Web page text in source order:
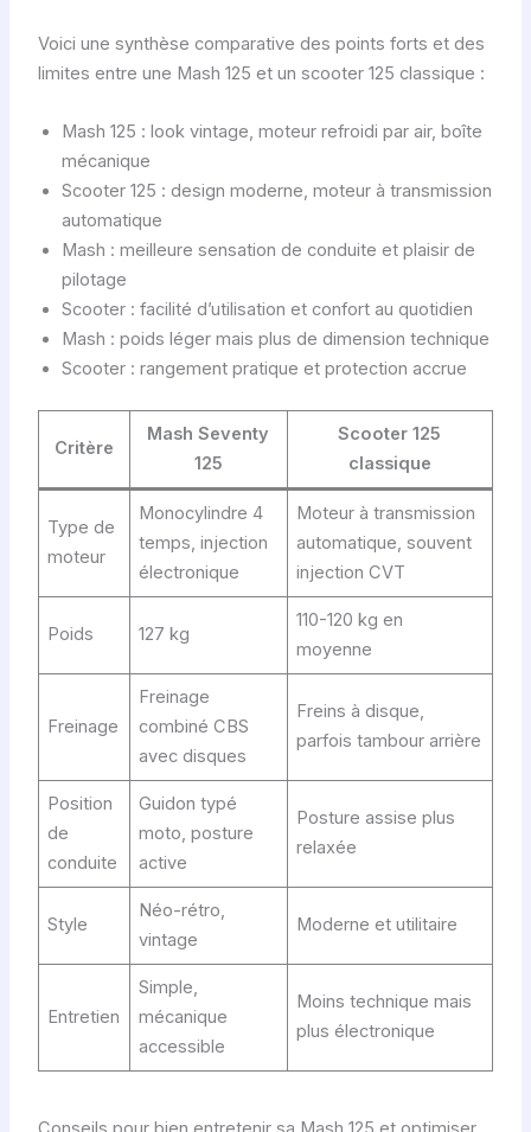
Voici une synthèse comparative des points forts et des
limites entre une Mash 125 et un scooter 125 classique :
Mash 125 : look vintage, moteur refroidi par air, boîte
mécanique
Scooter 125 : design moderne, moteur à transmission
automatique
Mash : meilleure sensation de conduite et plaisir de
pilotage
Scooter : facilité d’utilisation et confort au quotidien
Mash : poids léger mais plus de dimension technique
Scooter : rangement pratique et protection accrue
Critère
Mash Seventy
125
Scooter 125
classique
Type de
moteur
Monocylindre 4
temps, injection
électronique
Moteur à transmission
automatique, souvent
injection CVT
Poids 127 kg
110-120 kg en
moyenne
Freinage
Freinage
combiné CBS
avec disques
Freins à disque,
parfois tambour arrière
Position
de
conduite
Guidon typé
moto, posture
active
Posture assise plus
relaxée
Style
Néo-rétro,
vintage
Moderne et utilitaire
Entretien
Simple,
mécanique
accessible
Moins technique mais
plus électronique